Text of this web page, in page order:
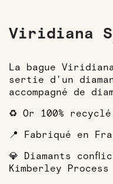
Viridiana S
La bague
sertie d'un
accompagné de
♻️ Or 100% recyclé
📍 Fabriqué en
💎 Diamants
Kimberley Process